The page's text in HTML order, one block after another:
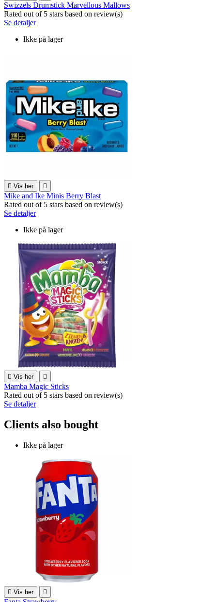
Swizzels Drumstick Marvellous Mallows
Rated out of 5 stars based on review(s)
Se detaljer
Ikke på lager
 Vis her 
Mike and Ike Minis Berry Blast
Rated out of 5 stars based on review(s)
Se detaljer
Ikke på lager
 Vis her 
Mamba Magic Sticks
Rated out of 5 stars based on review(s)
Se detaljer
Clients also bought
Ikke på lager
 Vis her 